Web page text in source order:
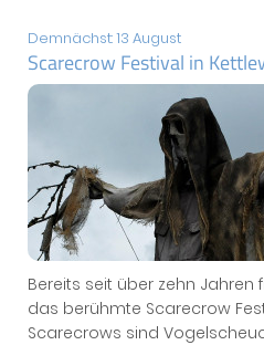
Demnächst: 13 August
Scarecrow Festival in
Bereits seit über zehn Jahren
das berühmte Scarecrow
Scarecrows sind